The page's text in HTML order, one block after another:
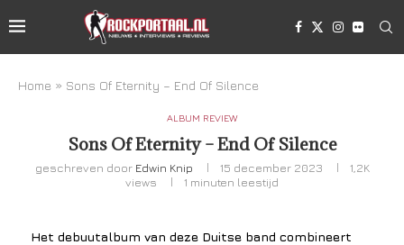
Home » Sons Of Eternity – End Of Silence
ALBUM REVIEW
Sons Of Eternity – End Of Silence
geschreven door Edwin Knip 15 december 2023
1,2K
views
1 minuten leestijd
Het debuutalbum van deze Duitse band combineert